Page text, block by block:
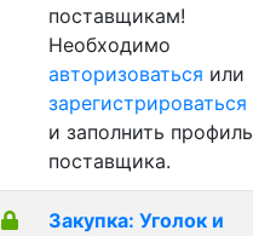
поставщикам!
Необходимо
авторизоваться или
зарегистрироваться
и заполнить профиль
поставщика.
Закупка: Уголок и